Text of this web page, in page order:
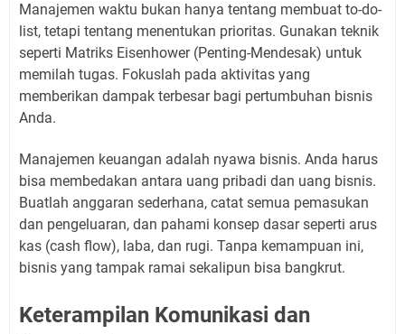
Manajemen waktu bukan hanya tentang membuat to-do-
list, tetapi tentang menentukan prioritas. Gunakan teknik
seperti Matriks Eisenhower (Penting-Mendesak) untuk
memilah tugas. Fokuslah pada aktivitas yang
memberikan dampak terbesar bagi pertumbuhan bisnis
Anda.
Manajemen keuangan adalah nyawa bisnis. Anda harus
bisa membedakan antara uang pribadi dan uang bisnis.
Buatlah anggaran sederhana, catat semua pemasukan
dan pengeluaran, dan pahami konsep dasar seperti arus
kas (cash flow), laba, dan rugi. Tanpa kemampuan ini,
bisnis yang tampak ramai sekalipun bisa bangkrut.
Keterampilan Komunikasi dan